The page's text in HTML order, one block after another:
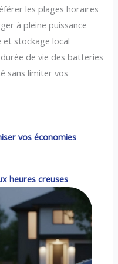
les plages horaires
à pleine puissance
stockage local
de vie des batteries
sans limiter vos
vos économies
heures creuses